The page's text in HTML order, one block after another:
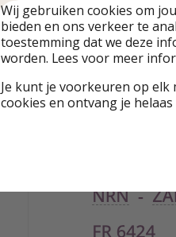
Wij gebruiken cookies om
bieden en ons verkeer te
toestemming dat we deze
worden. Lees voor meer
Je kunt je voorkeuren op elk
cookies en ontvang je